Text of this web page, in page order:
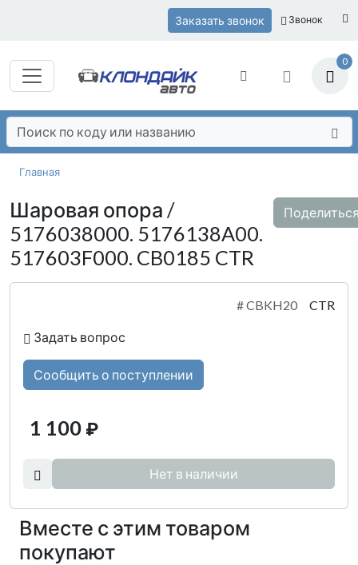
Заказать звонок Звонок
0
Главная
Шаровая опора /
5176038000. 5176138A00.
517603F000. CB0185 CTR
#CBKH20 CTR
Задать вопрос
Сообщить о поступлении
1 100 ₽
Нет в наличии
Вместе с этим товаром
покупают